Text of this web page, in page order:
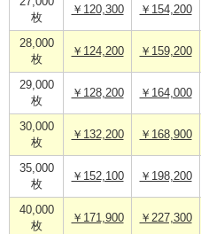
枚
￥120,300 ￥154,200
28,000
枚
￥124,200 ￥159,200
29,000
枚
￥128,200 ￥164,000
30,000
枚
￥132,200 ￥168,900
35,000
枚
￥152,100 ￥198,200
40,000
枚
￥171,900 ￥227,300